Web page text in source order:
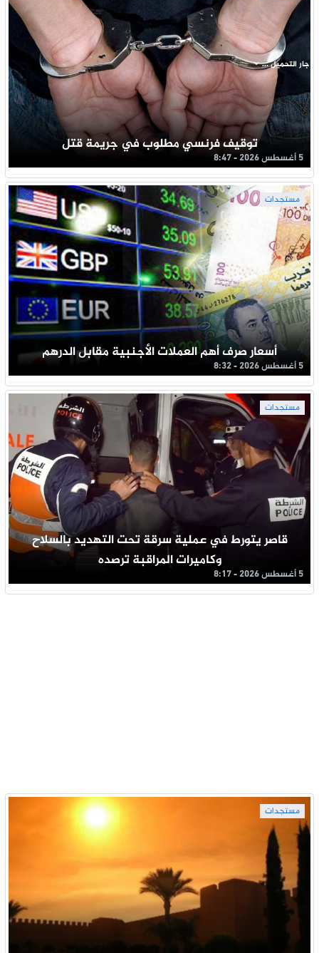
توقيف فرنسي مطلوب في جريمة قتل
5 أغسطس 2026 - 8:47
مستجدات
أسعار صرف أهم العملات الأجنبية مقابل الدرهم
5 أغسطس 2026 - 8:32
مستجدات
قاصر يتورط في عملية سرقة تحت التهديد بالسلاح
وكاميرات المراقبة ترصده
5 أغسطس 2026 - 8:17
مستجدات
جار التحميل ...